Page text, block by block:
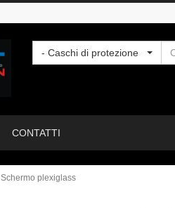
- Caschi di protezione
CONTATTI
Schermo plexiglass